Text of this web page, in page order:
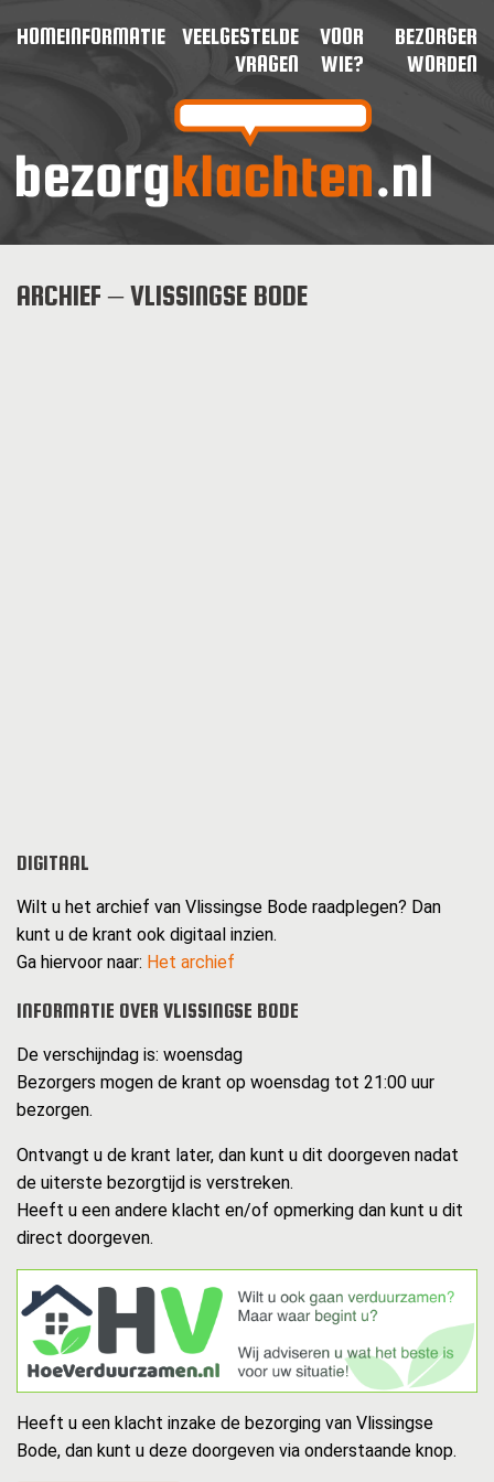
HOMEINFORMATIE
VEELGESTELDE
VRAGEN
VOOR
WIE?
BEZORGER
WORDEN
ARCHIEF – VLISSINGSE BODE
DIGITAAL
Wilt u het archief van Vlissingse Bode raadplegen? Dan
kunt u de krant ook digitaal inzien.
Ga hiervoor naar: Het archief
INFORMATIE OVER VLISSINGSE BODE
De verschijndag is: woensdag
Bezorgers mogen de krant op woensdag tot 21:00 uur
bezorgen.
Ontvangt u de krant later, dan kunt u dit doorgeven nadat
de uiterste bezorgtijd is verstreken.
Heeft u een andere klacht en/of opmerking dan kunt u dit
direct doorgeven.
Heeft u een klacht inzake de bezorging van Vlissingse
Bode, dan kunt u deze doorgeven via onderstaande knop.